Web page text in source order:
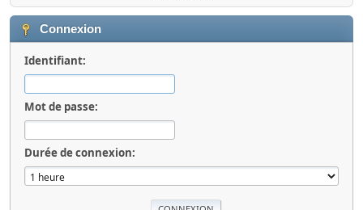
Connexion
Identifiant:
Mot de passe:
Durée de connexion: